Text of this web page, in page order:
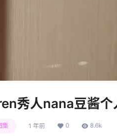
秀人nana豆酱
集 1 年前 0 8.6k